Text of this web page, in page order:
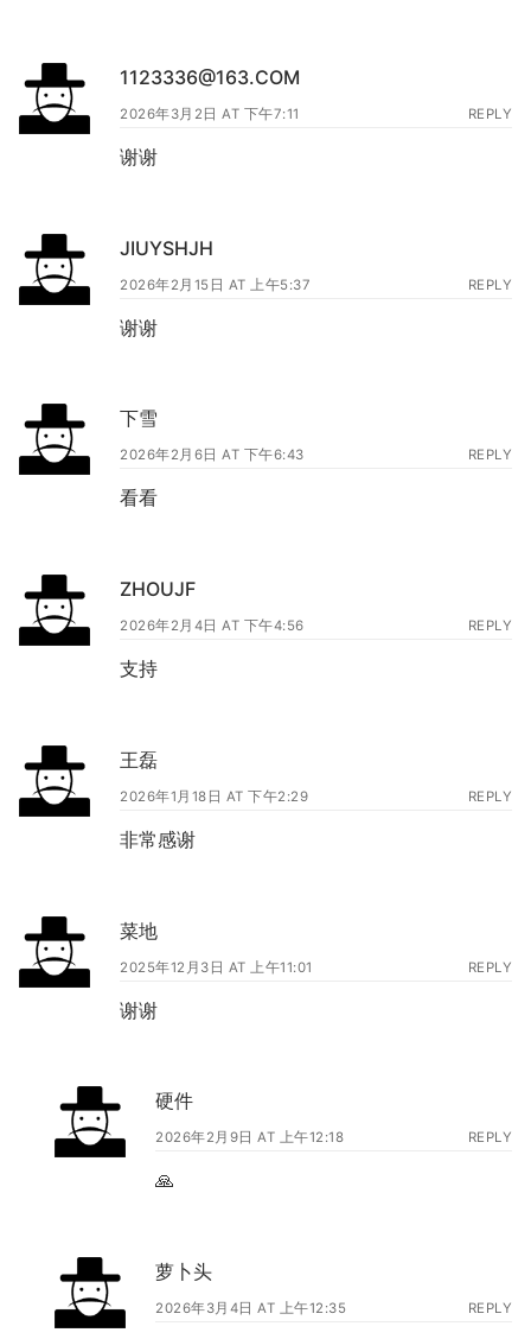
1123336@163.COM
2026年3月2日 AT 下午7:11 REPLY
谢谢
JIUYSHJH
2026年2月15日 AT 上午5:37 REPLY
谢谢
下雪
2026年2月6日 AT 下午6:43 REPLY
看看
ZHOUJF
2026年2月4日 AT 下午4:56 REPLY
支持
王磊
2026年1月18日 AT 下午2:29 REPLY
非常感谢
菜地
2025年12月3日 AT 上午11:01 REPLY
谢谢
硬件
2026年2月9日 AT 上午12:18 REPLY
🙏
萝卜头
2026年3月4日 AT 上午12:35 REPLY